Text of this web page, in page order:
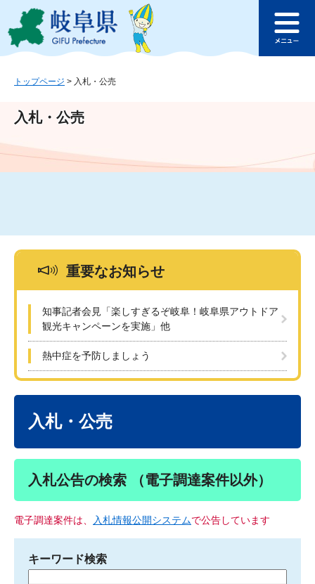
ジ
ュ
文
このページの本文へ
ュ
トップページ > 入札・公売
入札・公売
重要なお知らせ
知事記者会見「楽しすぎるぞ岐阜！岐阜県アウトドア
観光キャンペーンを実施」他
熱中症を予防しましょう
入札・公売
入札公告の検索 （電子調達案件以外）
電子調達案件は、 入札情報公開システムで公告しています
キーワード検索